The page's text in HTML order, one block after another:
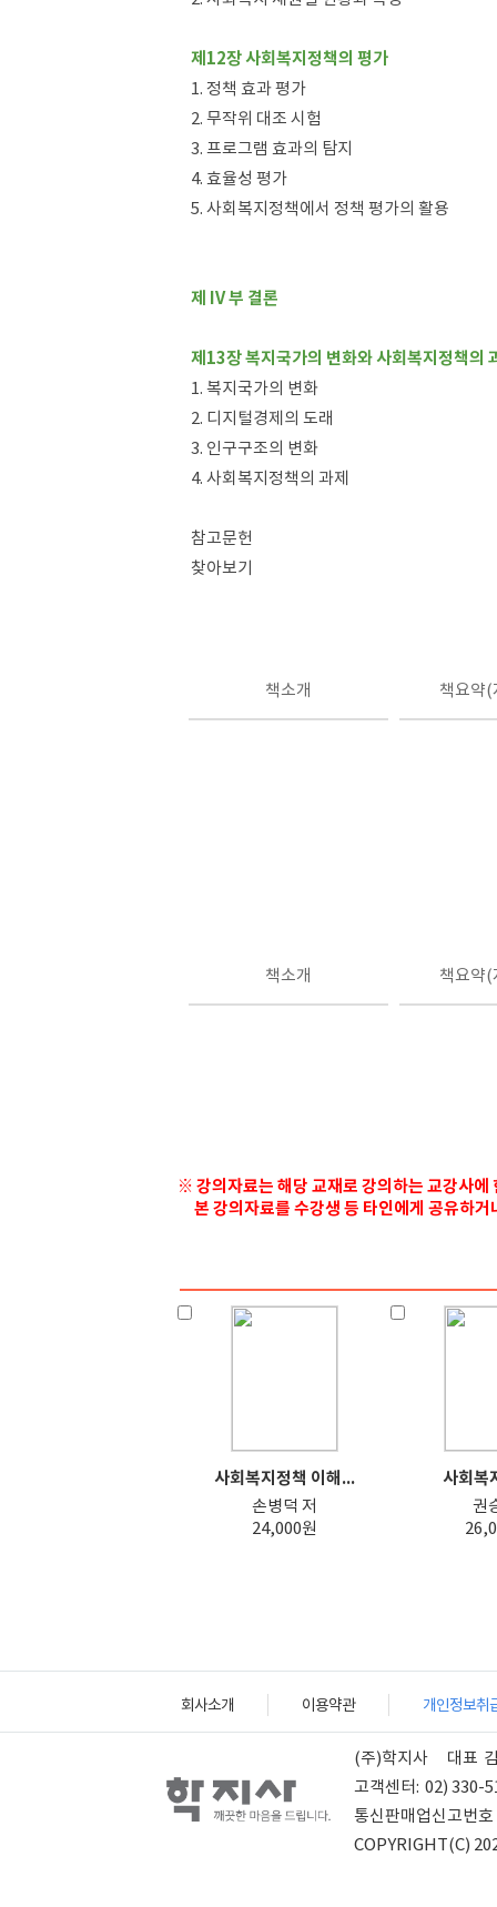
제12장 사회복지정책의 평가
1. 정책 효과 평가
2. 무작위 대조 시험
3. 프로그램 효과의 탐지
4. 효율성 평가
5. 사회복지정책에서 정책 평가의 활용
제 IV 부 결론
제13장 복지국가의 변화와 사회복지정책의
1. 복지국가의 변화
2. 디지털경제의 도래
3. 인구구조의 변화
4. 사회복지정책의 과제
참고문헌
찾아보기
책소개 책요약(
책소개 책요약(
※ 강의자료는 해당 교재로 강의하는 교강사에
본 강의자료를 수강생 등 타인에게 공유하
사회복지정책 이해...
손병덕 저
24,000원
사회복
권
회사소개 이용약관 개인정보취
(주)학지사 대표
고객센터: 02) 330-
통신판매업신고번호
COPYRIGHT(C)